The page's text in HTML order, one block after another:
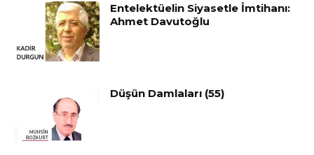
Entelektüelin Siyasetle İmtihanı:
Ahmet Davutoğlu
Düşün Damlaları (55)